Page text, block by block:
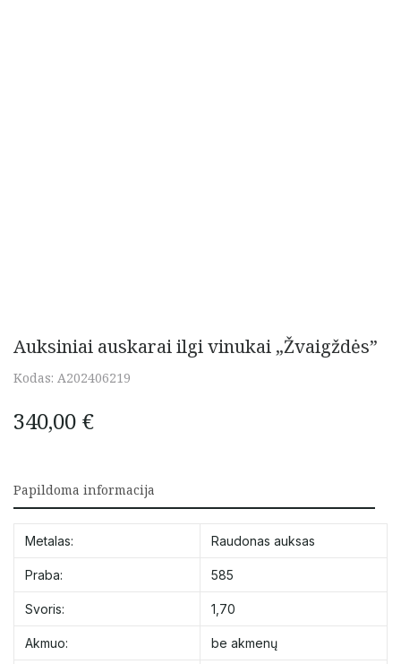
Auksiniai auskarai ilgi vinukai „Žvaigždės”
Kodas: A202406219
340,00 €
Papildoma informacija
Metalas: Raudonas auksas
Praba: 585
Svoris: 1,70
Akmuo: be akmenų